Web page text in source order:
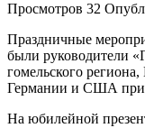
Просмотров 32
Праздничные
были руководители
гомельского
Германии и США
На юбилейной